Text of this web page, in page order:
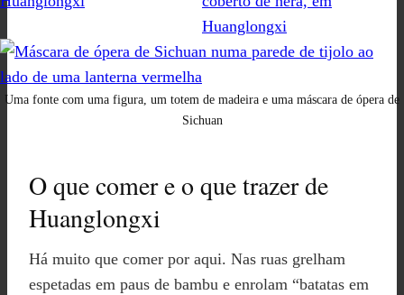
Uma fonte com uma figura, um totem de madeira e uma máscara de ópera de
Sichuan
O que comer e o que trazer de
Huanglongxi
Há muito que comer por aqui. Nas ruas grelham
espetadas em paus de bambu e enrolam “batatas em